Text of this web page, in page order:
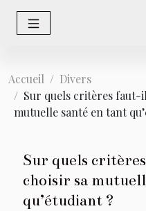
Accueil
Divers
Sur quels critères faut-
mutuelle santé en tant
Sur quels
choisir sa
qu’étudiant ?